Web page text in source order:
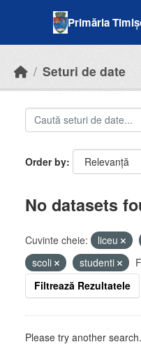
Primăria
Seturi de date
Order by
No datasets
Cuvinte cheie: liceu
scoli
studenti
Filtrează Rezultatele
Please try another search.